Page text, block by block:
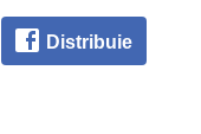
Distribuie